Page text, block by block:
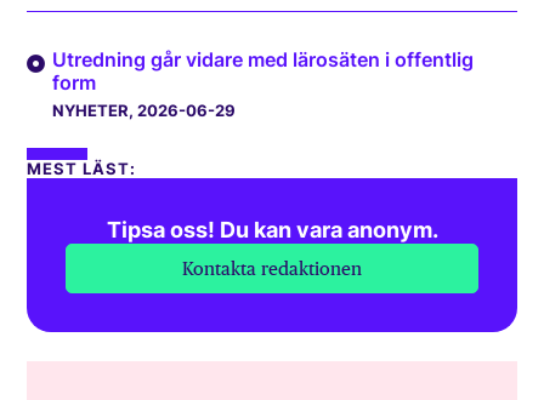
Utredning går vidare med lärosäten i offentlig
form
NYHETER, 2026-06-29
MEST LÄST:
Tipsa oss! Du kan vara anonym.
Kontakta redaktionen